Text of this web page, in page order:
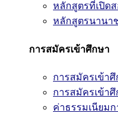
หลักสูตรที่เปิด
หลักสูตรนานา
การสมัครเข้าศึกษา
การสมัครเข้า
การสมัครเข้า
ค่าธรรมเนียม